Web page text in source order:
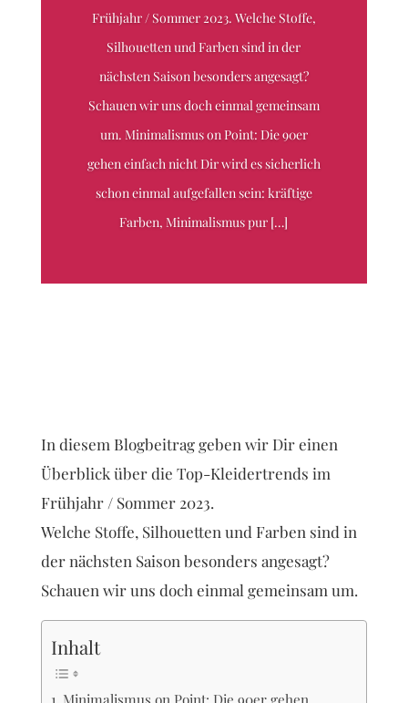
Frühjahr / Sommer 2023. Welche Stoffe,
Silhouetten und Farben sind in der
nächsten Saison besonders angesagt?
Schauen wir uns doch einmal gemeinsam
um. Minimalismus on Point: Die 90er
gehen einfach nicht Dir wird es sicherlich
schon einmal aufgefallen sein: kräftige
Farben, Minimalismus pur […]
In diesem Blogbeitrag geben wir Dir einen
Überblick über die Top-Kleidertrends im
Frühjahr / Sommer 2023.
Welche Stoffe, Silhouetten und Farben sind in
der nächsten Saison besonders angesagt?
Schauen wir uns doch einmal gemeinsam um.
Inhalt
Minimalismus on Point: Die 90er gehen